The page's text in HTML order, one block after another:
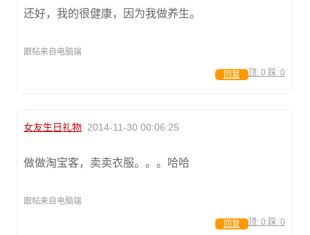
还好，我的很健康，因为我做养生。
跟帖来自电脑端
顶: 0 踩: 0
回复
女友生日礼物 2014-11-30 00:06:25
做做淘宝客，卖卖衣服。。。哈哈
跟帖来自电脑端
顶: 0 踩: 0
回复